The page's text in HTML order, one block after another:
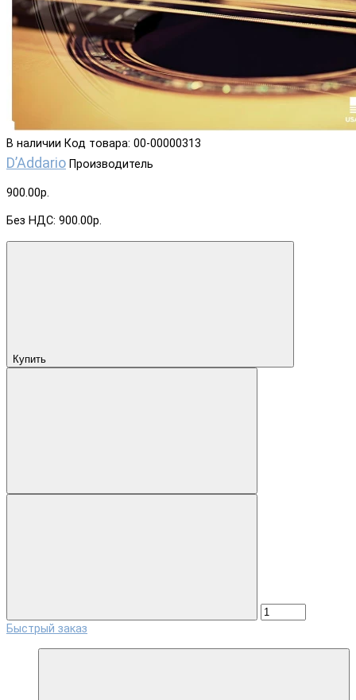
В наличии Код товара: 00-00000313
D’Addario Производитель
900.00р.
Без НДС: 900.00р.
Купить
Быстрый заказ